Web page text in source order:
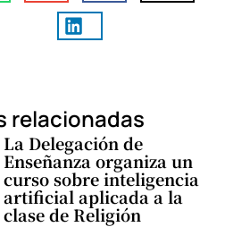
relacionadas
La Delegación de
Enseñanza organiza un
curso sobre inteligencia
artificial aplicada a la
clase de Religión